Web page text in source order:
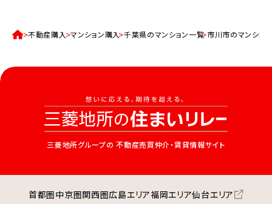
不動産購入 マンション購入 千葉県のマンション一覧 市川市のマンショ
三菱地所グループの 不動産売買仲介・賃貸情報サイト
首都圏中京圏関西圏広島エリア福岡エリア仙台エリア